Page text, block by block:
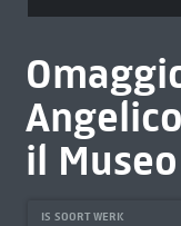
il
IS SOORT WERK